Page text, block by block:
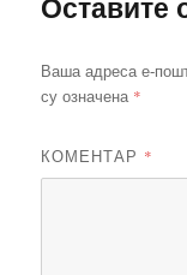
Ваша адреса е-
су означена *
КОМЕНТАР *